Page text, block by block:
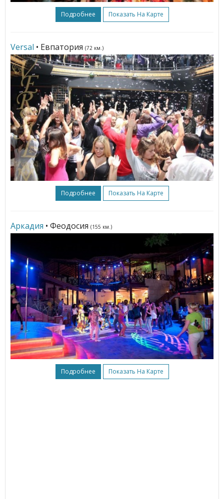
Подробнее Показать На Карте
Versal • Евпатория (72 км.)
Подробнее Показать На Карте
Аркадия • Феодосия (155 км.)
Подробнее Показать На Карте